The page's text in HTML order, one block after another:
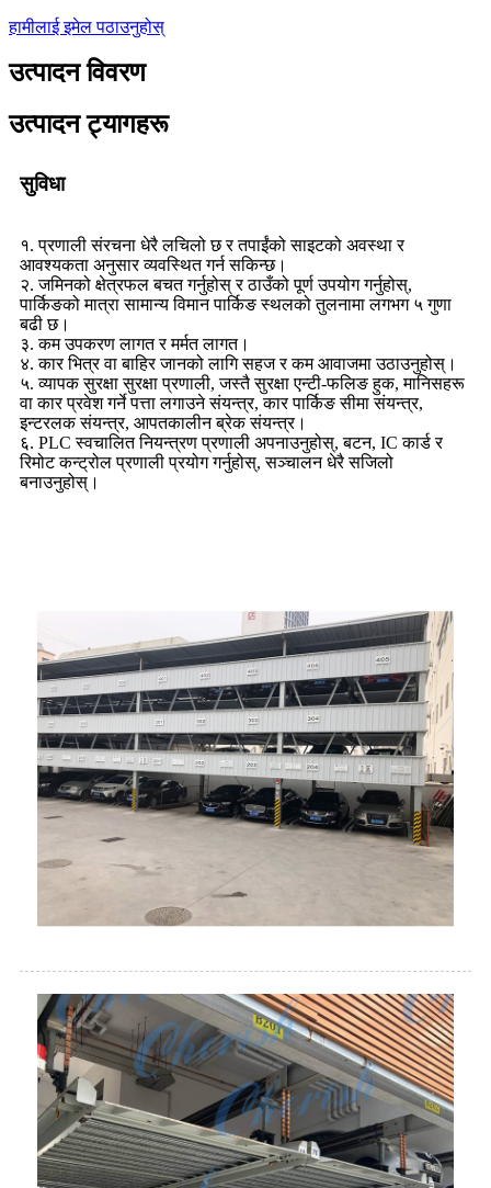
हामीलाई इमेल पठाउनुहोस्
उत्पादन विवरण
उत्पादन ट्यागहरू
सुविधा
१. प्रणाली संरचना धेरै लचिलो छ र तपाईंको साइटको अवस्था र
आवश्यकता अनुसार व्यवस्थित गर्न सकिन्छ।
२. जमिनको क्षेत्रफल बचत गर्नुहोस् र ठाउँको पूर्ण उपयोग गर्नुहोस्,
पार्किङको मात्रा सामान्य विमान पार्किङ स्थलको तुलनामा लगभग ५ गुणा
बढी छ।
३. कम उपकरण लागत र मर्मत लागत।
४. कार भित्र वा बाहिर जानको लागि सहज र कम आवाजमा उठाउनुहोस्।
५. व्यापक सुरक्षा सुरक्षा प्रणाली, जस्तै सुरक्षा एन्टी-फलिङ हुक, मानिसहरू
वा कार प्रवेश गर्ने पत्ता लगाउने संयन्त्र, कार पार्किङ सीमा संयन्त्र,
इन्टरलक संयन्त्र, आपतकालीन ब्रेक संयन्त्र।
६. PLC स्वचालित नियन्त्रण प्रणाली अपनाउनुहोस्, बटन, IC कार्ड र
रिमोट कन्ट्रोल प्रणाली प्रयोग गर्नुहोस्, सञ्चालन धेरै सजिलो
बनाउनुहोस्।